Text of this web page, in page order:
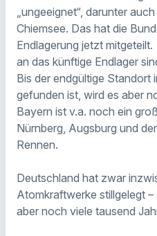
„ungeeignet“, darunter
Chiemsee. Das hat die
Endlagerung jetzt
an das künftige Endlager
Bis der endgültige Standort
gefunden ist, wird es aber
Bayern ist v.a. noch ein
Nürnberg, Augsburg und
Rennen.
Deutschland hat zwar
Atomkraftwerke stillgelegt
aber noch viele tausend